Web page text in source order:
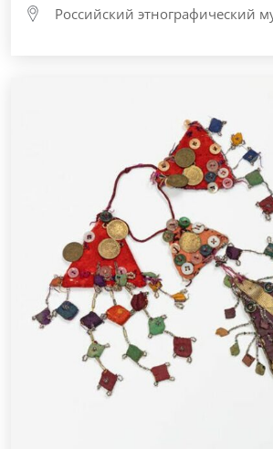
Российский этнографический